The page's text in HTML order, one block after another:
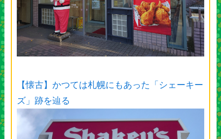
【懐古】かつては札幌にもあった「シェーキー
ズ」跡を辿る